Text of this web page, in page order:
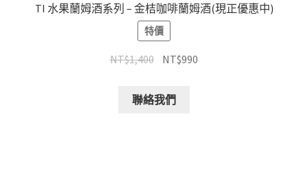
TI 水果蘭姆酒系列 – 金桔咖啡蘭姆酒(現正優惠中)
特價
NT$1,400 NT$990
聯絡我們